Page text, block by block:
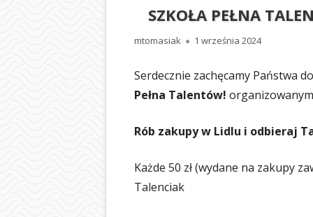
ODDZIAŁY
SEKRETARIAT
RADA
SZKOŁA PEŁNA
Autor
mtomasiak Opublikowano
1 września 2024
Serdecznie zachęcamy Państwa
Pełna Talentów!
Rób zakupy w Lidlu i odbieraj
Każde 50 zł (wydane na zakupy
Talenciak